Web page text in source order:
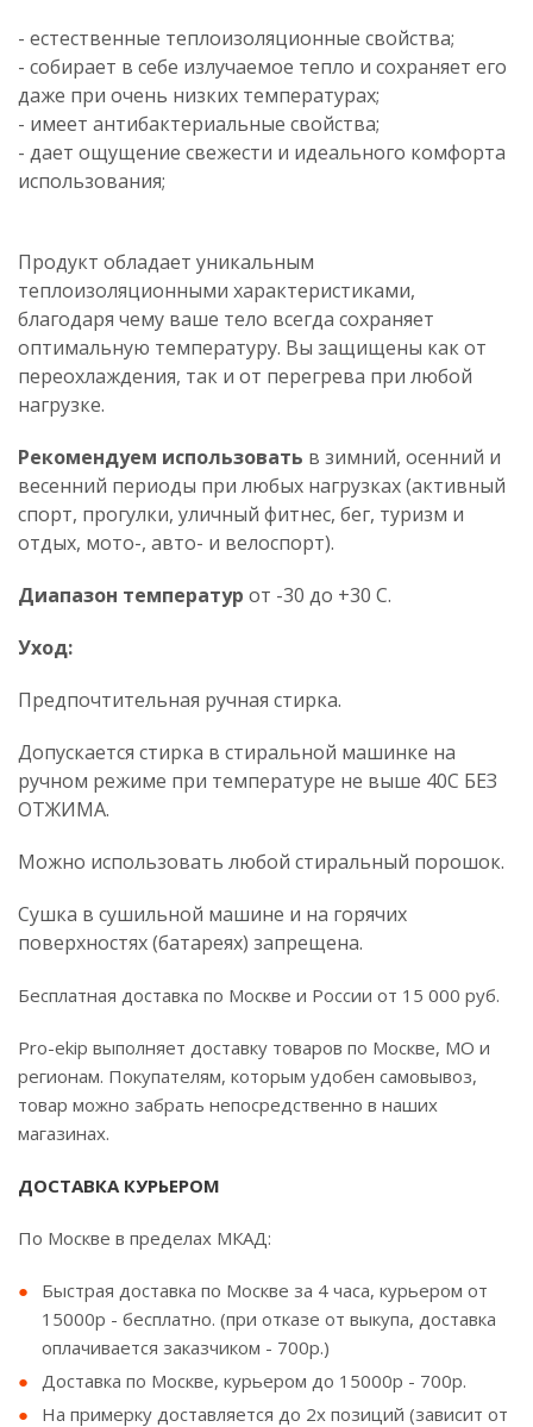
- естественные теплоизоляционные свойства;
- собирает в себе излучаемое тепло и сохраняет его
даже при очень низких температурах;
- имеет антибактериальные свойства;
- дает ощущение свежести и идеального комфорта
использования;
Продукт обладает уникальным
теплоизоляционными характеристиками,
благодаря чему ваше тело всегда сохраняет
оптимальную температуру. Вы защищены как от
переохлаждения, так и от перегрева при любой
нагрузке.
Рекомендуем использовать в зимний, осенний и
весенний периоды при любых нагрузках (активный
спорт, прогулки, уличный фитнес, бег, туризм и
отдых, мото-, авто- и велоспорт).
Диапазон температур от -30 до +30 С.
Уход:
Предпочтительная ручная стирка.
Допускается стирка в стиральной машинке на
ручном режиме при температуре не выше 40C БЕЗ
ОТЖИМА.
Можно использовать любой стиральный порошок.
Сушка в сушильной машине и на горячих
поверхностях (батареях) запрещена.
Бесплатная доставка по Москве и России от 15 000 руб.
Pro-ekip выполняет доставку товаров по Москве, МО и
регионам. Покупателям, которым удобен самовывоз,
товар можно забрать непосредственно в наших
магазинах.
ДОСТАВКА КУРЬЕРОМ
По Москве в пределах МКАД:
Быстрая доставка по Москве за 4 часа, курьером от
15000р - бесплатно. (при отказе от выкупа, доставка
оплачивается заказчиком - 700р.)
Доставка по Москве, курьером до 15000р - 700р.
На примерку доставляется до 2х позиций (зависит от